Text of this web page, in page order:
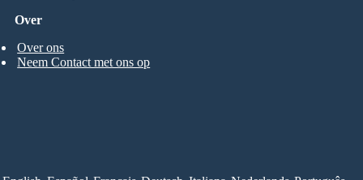
Over
Over ons
Neem Contact met ons op